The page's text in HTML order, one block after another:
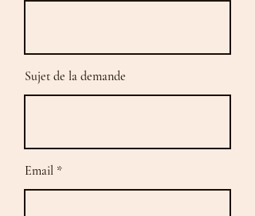
Sujet de la demande
Email